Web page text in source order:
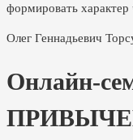
формировать
Олег Геннадьевич
Онлайн-